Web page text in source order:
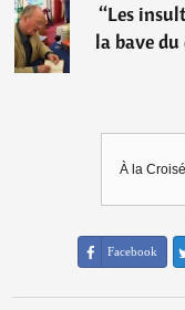
“Les
la bave
À la
Facebook